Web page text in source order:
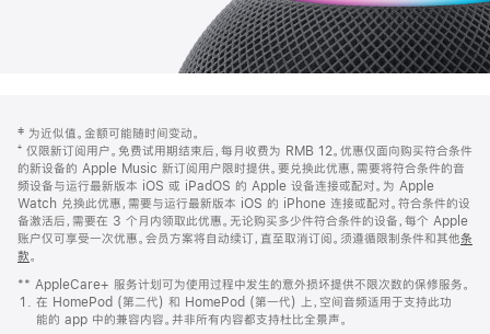
页
页
脚
注
‡ 为近似值。金额可能随时间变动。
⁺ 仅限新订阅用户。免费试用期结束后，每月收费为 RMB 12。优惠仅面向购买符合条件
的新设备的 Apple Music 新订阅用户限时提供。要兑换此优惠，需要将符合条件的音
频设备与运行最新版本 iOS 或 iPadOS 的 Apple 设备连接或配对。为 Apple
Watch 兑换此优惠，需要与运行最新版本 iOS 的 iPhone 连接或配对。符合条件的设
备激活后，需要在 3 个月内领取此优惠。无论购买多少件符合条件的设备，每个 Apple
账户仅可享受一次优惠。会员方案将自动续订，直至取消订阅。须遵循限制条件和其他条
款。
窗
口
中
** AppleCare+ 服务计划可为使用过程中发生的意外损坏提供不限次数的保修服务。
在 HomePod (第二代) 和 HomePod (第一代) 上，空间音频适用于支持此功
能的 app 中的兼容内容。并非所有内容都支持杜比全景声。